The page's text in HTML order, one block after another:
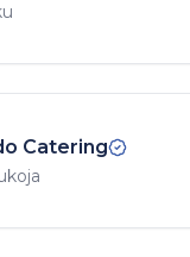
Catering